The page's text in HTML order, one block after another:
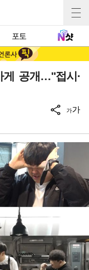
포토
게 공개…"접시·
가가